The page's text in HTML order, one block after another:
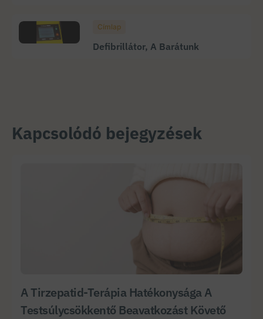
Címlap
Defibrillátor, A Barátunk
Kapcsolódó bejegyzések
A Tirzepatid-Terápia Hatékonysága A
Testsúlycsökkentő Beavatkozást Követő